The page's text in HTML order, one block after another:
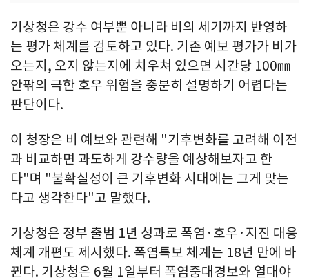
기상청은 강수 여부뿐 아니라 비의 세기까지 반영하
는 평가 체계를 검토하고 있다. 기존 예보 평가가 비가
오는지, 오지 않는지에 치우쳐 있으면 시간당 100㎜
안팎의 극한 호우 위험을 충분히 설명하기 어렵다는
판단이다.
이 청장은 비 예보와 관련해 "기후변화를 고려해 이전
과 비교하면 과도하게 강수량을 예상해보자고 한
다"며 "불확실성이 큰 기후변화 시대에는 그게 맞는
다고 생각한다"고 말했다.
기상청은 정부 출범 1년 성과로 폭염·호우·지진 대응
체계 개편도 제시했다. 폭염특보 체계는 18년 만에 바
뀐다. 기상청은 6월 1일부터 폭염중대경보와 열대야